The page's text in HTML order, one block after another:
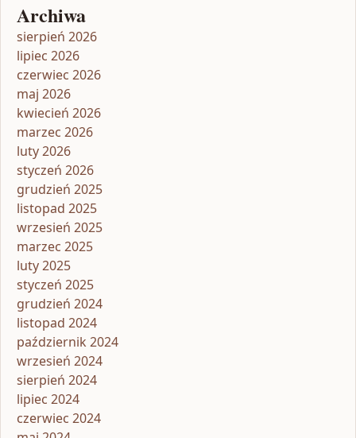
Archiwa
sierpień 2026
lipiec 2026
czerwiec 2026
maj 2026
kwiecień 2026
marzec 2026
luty 2026
styczeń 2026
grudzień 2025
listopad 2025
wrzesień 2025
marzec 2025
luty 2025
styczeń 2025
grudzień 2024
listopad 2024
październik 2024
wrzesień 2024
sierpień 2024
lipiec 2024
czerwiec 2024